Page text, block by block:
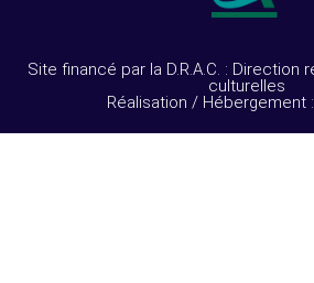
Site financé par la D.R.A.C. : Direction
culturelles
Réalisation / Hébergement